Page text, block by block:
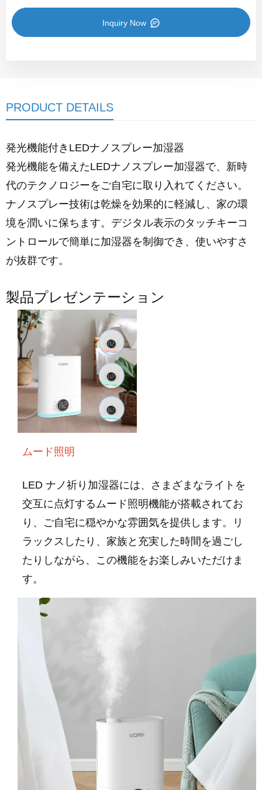
Inquiry Now
PRODUCT DETAILS
発光機能付きLEDナノスプレー加湿器
発光機能を備えたLEDナノスプレー加湿器で、新時
代のテクノロジーをご自宅に取り入れてください。
ナノスプレー技術は乾燥を効果的に軽減し、家の環
境を潤いに保ちます。デジタル表示のタッチキーコ
ントロールで簡単に加湿器を制御でき、使いやすさ
が抜群です。
製品プレゼンテーション
ムード照明
LED ナノ祈り加湿器には、さまざまなライトを
交互に点灯するムード照明機能が搭載されてお
り、ご自宅に穏やかな雰囲気を提供します。リ
ラックスしたり、家族と充実した時間を過ごし
たりしながら、この機能をお楽しみいただけま
す。